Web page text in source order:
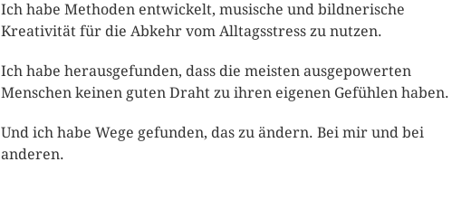
Ich habe Methoden entwickelt, musische und bildnerische
Kreativität für die Abkehr vom Alltagsstress zu nutzen.
Ich habe herausgefunden, dass die meisten ausgepowerten
Menschen keinen guten Draht zu ihren eigenen Gefühlen haben.
Und ich habe Wege gefunden, das zu ändern. Bei mir und bei
anderen.